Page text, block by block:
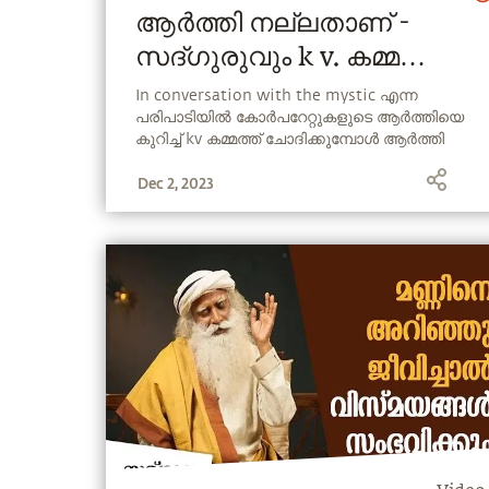
ആർത്തി നല്ലതാണ് -
സദ്ഗുരുവും k v. കമ്മത്തും
തമ്മിലുള്ള സംഭാഷണം
In conversation with the mystic എന്ന
പരിപാടിയിൽ കോർപറേറ്റുകളുടെ ആർത്തിയെ
കുറിച്ച് kv കമ്മത്ത് ചോദിക്കുമ്പോൾ ആർത്തി
തുടർന്നു കാണുക..
Dec 2, 2023